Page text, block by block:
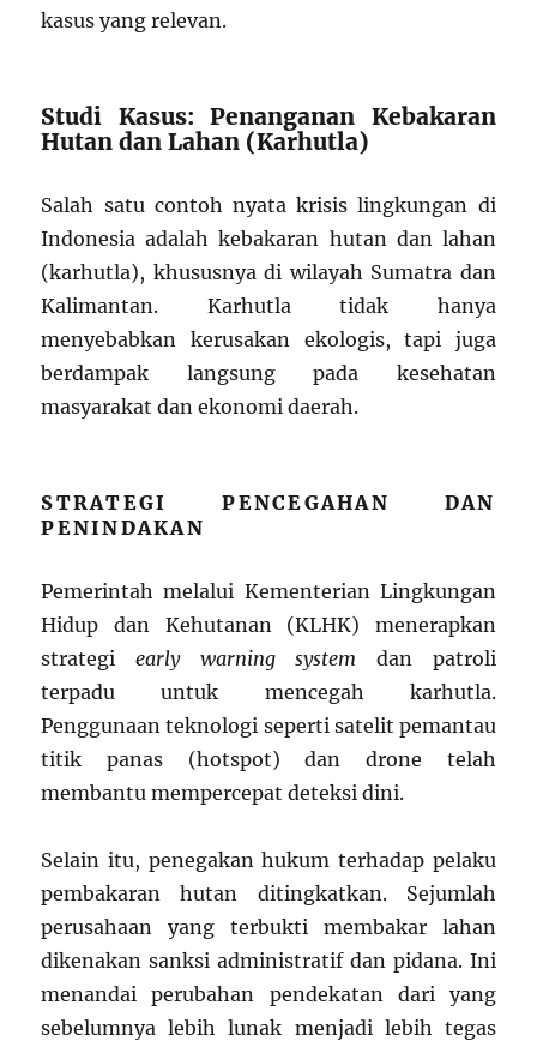
kasus yang relevan.
Studi Kasus: Penanganan Kebakaran
Hutan dan Lahan (Karhutla)
Salah satu contoh nyata krisis lingkungan di
Indonesia adalah kebakaran hutan dan lahan
(karhutla), khususnya di wilayah Sumatra dan
Kalimantan. Karhutla tidak hanya
menyebabkan kerusakan ekologis, tapi juga
berdampak langsung pada kesehatan
masyarakat dan ekonomi daerah.
STRATEGI PENCEGAHAN DAN
PENINDAKAN
Pemerintah melalui Kementerian Lingkungan
Hidup dan Kehutanan (KLHK) menerapkan
strategiearly warning system dan patroli
terpadu untuk mencegah karhutla.
Penggunaan teknologi seperti satelit pemantau
titik panas (hotspot) dan drone telah
membantu mempercepat deteksi dini.
Selain itu, penegakan hukum terhadap pelaku
pembakaran hutan ditingkatkan. Sejumlah
perusahaan yang terbukti membakar lahan
dikenakan sanksi administratif dan pidana. Ini
menandai perubahan pendekatan dari yang
sebelumnya lebih lunak menjadi lebih tegas